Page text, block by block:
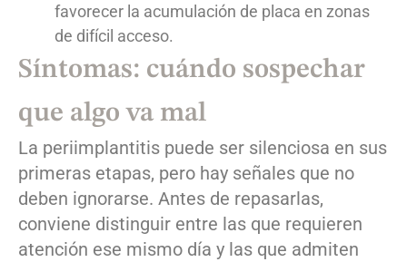
favorecer la acumulación de placa en zonas
de difícil acceso.
Síntomas: cuándo sospechar
que algo va mal
La periimplantitis puede ser silenciosa en sus
primeras etapas, pero hay señales que no
deben ignorarse. Antes de repasarlas,
conviene distinguir entre las que requieren
atención ese mismo día y las que admiten